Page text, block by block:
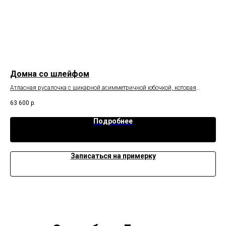
Домна со шлейфом
Атласная русалочка с шикарной асимметричной юбочкой, которая
63 600 р.
Подробнее
Записаться на примерку